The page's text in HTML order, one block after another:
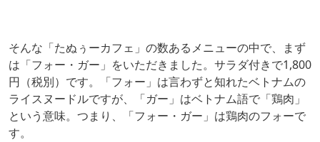
そんな「たぬぅーカフェ」の数あるメニューの中で、まず
は「フォー・ガー」をいただきました。サラダ付きで1,800
円（税別）です。「フォー」は言わずと知れたベトナムの
ライスヌードルですが、「ガー」はベトナム語で「鶏肉」
という意味。つまり、「フォー・ガー」は鶏肉のフォーで
す。